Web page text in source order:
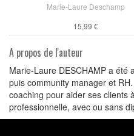
Marie-Laure Deschamp
15,99 €
A propos de l'auteur
Marie-Laure DESCHAMP a été
puis community manager et
coaching pour aider ses clients
professionnelle, avec ou sans